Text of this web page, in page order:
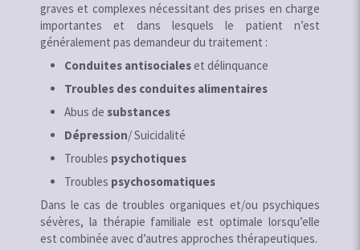
graves et complexes nécessitant des prises en charge
importantes et dans lesquels le patient n’est
généralement pas demandeur du traitement :
Conduites antisocialeset délinquance
Troubles des conduites alimentaires
Abus de substances
Dépression/ Suicidalité
Troubles psychotiques
Troubles psychosomatiques
Dans le cas de troubles organiques et/ou psychiques
sévères, la thérapie familiale est optimale lorsqu’elle
est combinée avec d’autres approches thérapeutiques.